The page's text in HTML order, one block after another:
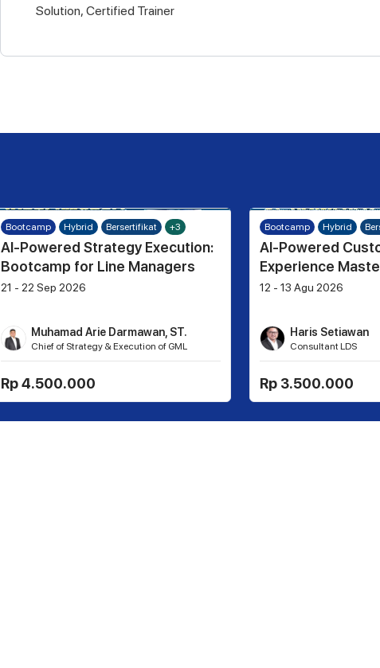
Solution, Certified Trainer
Bootcamp Hybrid Bersertifikat +3
AI-Powered Strategy Execution:
Bootcamp for Line Managers
21 - 22 Sep 2026
Muhamad Arie Darmawan, ST.
Chief of Strategy & Execution of GML
Consulting
Rp 4.500.000
Bootcamp Hybrid
AI-Powered
Experience
12 - 13 Agu 2026
Haris Setiawan
Consultant LDS
Rp 3.500.000